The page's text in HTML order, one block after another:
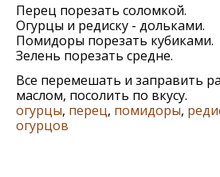
Перец порезать соломкой.
Огурцы и редиску - дольками.
Помидоры порезать кубиками.
Зелень порезать средне.
Все перемешать и заправить
маслом, посолить по вкусу.
огурцы, перец, помидоры,
огурцов